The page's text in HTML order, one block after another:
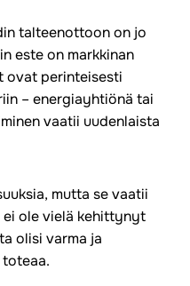
talteenottoon on jo
este on markkinan
ovat perinteisesti
– energiayhtiönä tai
vaatii uudenlaista
mutta se vaatii
ei ole vielä kehittynyt
olisi varma ja